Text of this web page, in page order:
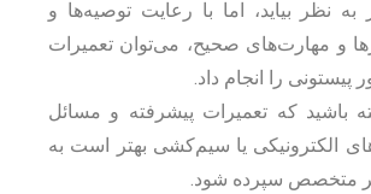
به نظر بیاید، اما با رعایت توصیه‌ها و
و مهارت‌های صحیح، می‌توان تعمیرات
را انجام داد.
باشید که تعمیرات پیشرفته و مسائل
الکترونیکی یا سیم‌کشی بهتر است به
متخصص سپرده شود.